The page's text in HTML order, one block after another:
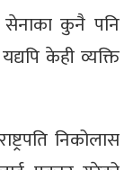
सेनाका कुनै पनि
केही व्यक्ति
निकोलास